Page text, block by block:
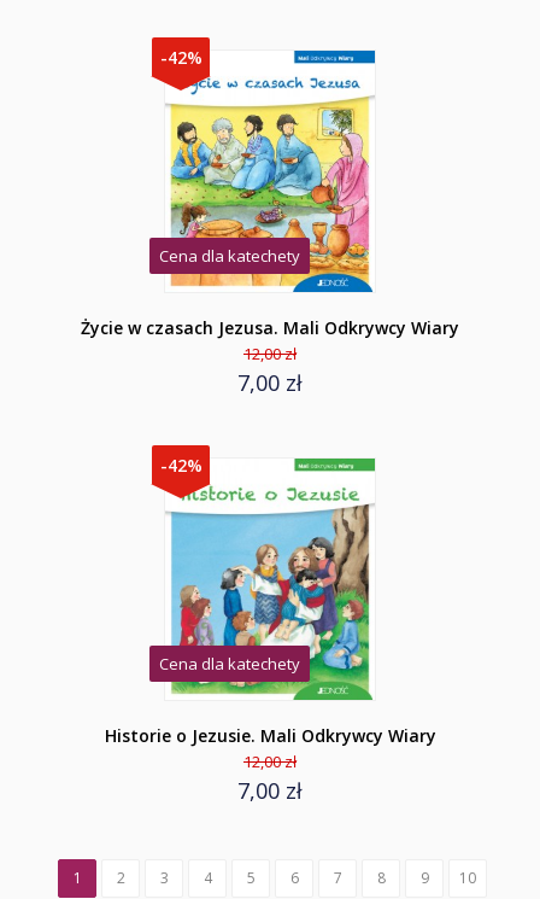
-42%
Cena dla katechety
Życie w czasach Jezusa. Mali Odkrywcy Wiary
12,00 zł
7,00 zł
-42%
Cena dla katechety
Historie o Jezusie. Mali Odkrywcy Wiary
12,00 zł
7,00 zł
1 2 3 4 5 6 7 8 9 10